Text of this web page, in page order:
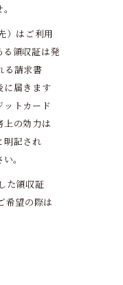
）はご利用
領収証は発
る請求書
に届きます
ットカード
上の効力は
明記され
。
た領収証
希望の際は